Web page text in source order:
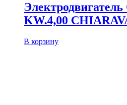
KW.4,00
В корзину